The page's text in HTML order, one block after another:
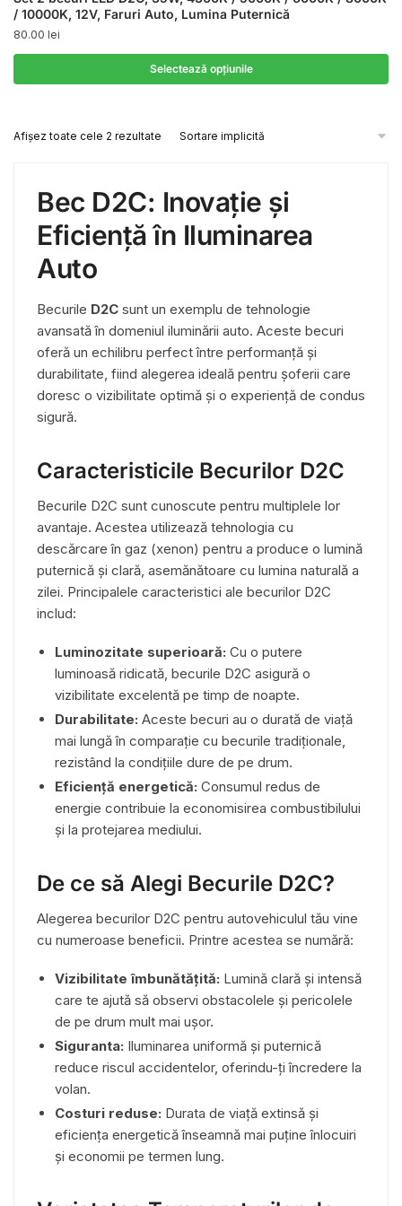
/ 10000K, 12V, Faruri Auto, Lumina Puternică
80.00 lei
Selectează opțiunile
are
variații.
Opțiunile
pagina
produsului.
Afișez toate cele 2 rezultate
Bec D2C: Inovație și
Eficiență în Iluminarea
Auto
Becurile D2C sunt un exemplu de tehnologie
avansată în domeniul iluminării auto. Aceste becuri
oferă un echilibru perfect între performanță și
durabilitate, fiind alegerea ideală pentru șoferii care
doresc o vizibilitate optimă și o experiență de condus
sigură.
Caracteristicile Becurilor D2C
Becurile D2C sunt cunoscute pentru multiplele lor
avantaje. Acestea utilizează tehnologia cu
descărcare în gaz (xenon) pentru a produce o lumină
puternică și clară, asemănătoare cu lumina naturală a
zilei. Principalele caracteristici ale becurilor D2C
includ:
Luminozitate superioară: Cu o putere
luminoasă ridicată, becurile D2C asigură o
vizibilitate excelentă pe timp de noapte.
Durabilitate: Aceste becuri au o durată de viață
mai lungă în comparație cu becurile tradiționale,
rezistând la condițiile dure de pe drum.
Eficiență energetică: Consumul redus de
energie contribuie la economisirea combustibilului
și la protejarea mediului.
De ce să Alegi Becurile D2C?
Alegerea becurilor D2C pentru autovehiculul tău vine
cu numeroase beneficii. Printre acestea se numără:
Vizibilitate îmbunătățită: Lumină clară și intensă
care te ajută să observi obstacolele și pericolele
de pe drum mult mai ușor.
Siguranta: Iluminarea uniformă și puternică
reduce riscul accidentelor, oferindu-ți încredere la
volan.
Costuri reduse: Durata de viață extinsă și
eficiența energetică înseamnă mai puține înlocuiri
și economii pe termen lung.